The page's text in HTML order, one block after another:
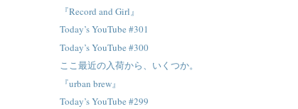
『Record and Girl』
Today’s YouTube #301
Today’s YouTube #300
ここ最近の入荷から、いくつか。
『urban brew』
Today’s YouTube #299